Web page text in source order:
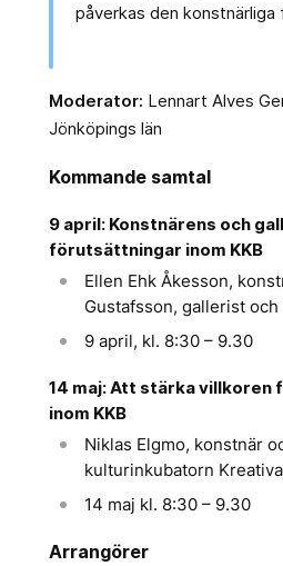
påverkas den konstnärliga
Moderator: Lennart Alves
Jönköpings län
Kommande samtal
9 april: Konstnärens och
förutsättningar inom KKB
Ellen Ehk Åkesson,
Gustafsson, gallerist
9 april, kl. 8:30 – 9.30
14 maj: Att stärka villkoren
inom KKB
Niklas Elgmo, konstnär
kulturinkubatorn
14 maj kl. 8:30 – 9.30
Arrangörer